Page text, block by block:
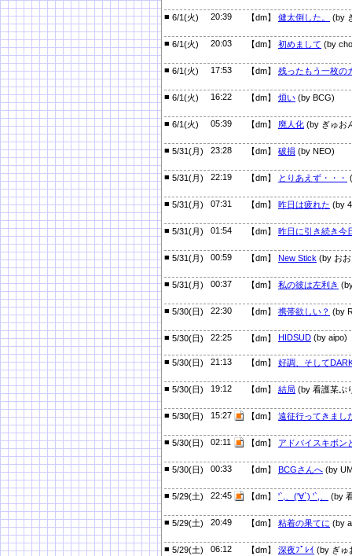
■ 6/1(火) 20:39 【dm】 健太倒した。 (by
■ 6/1(火) 20:03 【dm】 初めまして (by
■ 6/1(火) 17:53 【dm】 残ったもう一枚の
■ 6/1(火) 16:22 【dm】 煩い (by BCG)
■ 6/1(火) 05:39 【dm】 廃人化 (by ぎゅお
■ 5/31(月) 23:28 【dm】 破損 (by NEO)
■ 5/31(月) 22:19 【dm】 とりあえず・・・
■ 5/31(月) 07:31 【dm】 昨日は疲れた (by
■ 5/31(月) 01:54 【dm】 昨日に引き続き今
■ 5/31(月) 00:59 【dm】 New Stick (by お
■ 5/31(月) 00:37 【dm】 私の彼は左利き
■ 5/30(日) 22:30 【dm】 携帯欲しい？ (by
■ 5/30(日) 22:25 【dm】 HIDSUD (by aipo)
■ 5/30(日) 21:13 【dm】 好調、そして
■ 5/30(日) 19:12 【dm】 結局 (by 看護某ぷ
■ 5/30(日) 15:27 【dm】 遠征行ってきまし
■ 5/30(日) 02:11 【dm】 アドバイスキボン
■ 5/30(日) 00:33 【dm】 BCGさんへ (by
■ 5/29(土) 22:45 【dm】 '`,、('∀`) '`,、 (by
■ 5/29(土) 20:49 【dm】 粘着の果てに (by
■ 5/29(土) 06:12 【dm】 深夜ﾌﾟﾚｲ (by ぎゅ